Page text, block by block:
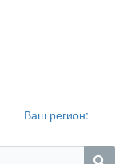
Ваш регион: